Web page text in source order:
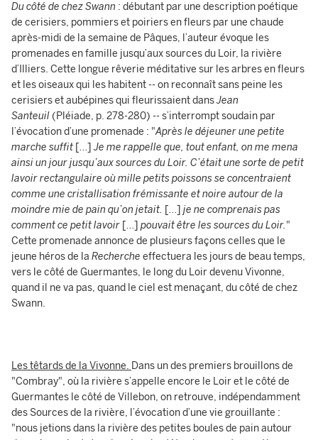
Du côté de chez Swann : débutant par une description poétique
de cerisiers, pommiers et poiriers en fleurs par une chaude
après-midi de la semaine de Pâques, l’auteur évoque les
promenades en famille jusqu’aux sources du Loir, la rivière
d’Illiers. Cette longue rêverie méditative sur les arbres en fleurs
et les oiseaux qui les habitent -- on reconnaît sans peine les
cerisiers et aubépines qui fleurissaient dansJean
Santeuil(Pléiade, p. 278-280) -- s’interrompt soudain par
l’évocation d’une promenade : "Après le déjeuner une petite
marche suffit […] Je me rappelle que, tout enfant, on me mena
ainsi un jour jusqu’aux sources du Loir. C’était une sorte de petit
lavoir rectangulaire où mille petits poissons se concentraient
comme une cristallisation frémissante et noire autour de la
moindre mie de pain qu’on jetait. […] je ne comprenais pas
comment ce petit lavoir […] pouvait être les sources du Loir."
Cette promenade annonce de plusieurs façons celles que le
jeune héros de la Recherche effectuera les jours de beau temps,
vers le côté de Guermantes, le long du Loir devenu Vivonne,
quand il ne va pas, quand le ciel est menaçant, du côté de chez
Swann.
Les têtards de la Vivonne. Dans un des premiers brouillons de
"Combray", où la rivière s’appelle encore le Loir et le côté de
Guermantes le côté de Villebon, on retrouve, indépendamment
des Sources de la rivière, l’évocation d’une vie grouillante :
"nous jetions dans la rivière des petites boules de pain autour